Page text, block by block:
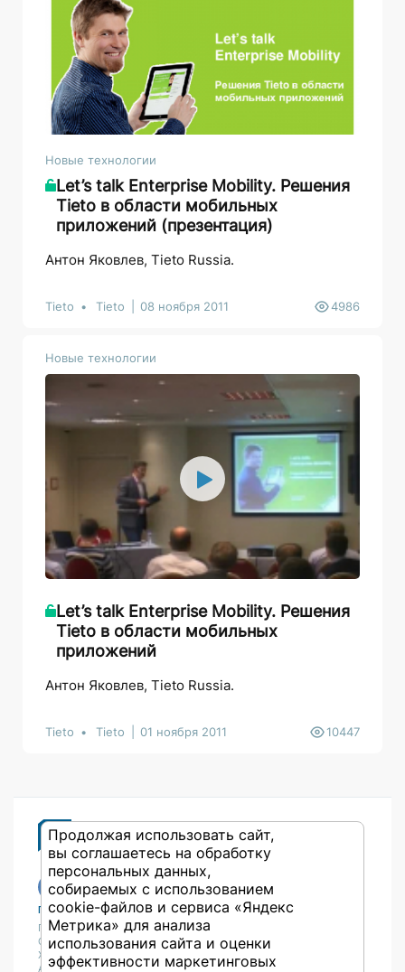
Новые технологии
Let’s talk Enterprise Mobility. Решения
Tieto в области мобильных
приложений (презентация)
Антон Яковлев, Tieto Russia.
Tieto Tieto 08 ноября 2011 4986
Новые технологии
Let’s talk Enterprise Mobility. Решения
Tieto в области мобильных
приложений
Антон Яковлев, Tieto Russia.
Tieto Tieto 01 ноября 2011 10447
Публикации
Публикации
Обсуждения
Журнал
Антологии
Учебный центр
Учебный центр
Выбрать обучение
Форматы и опции
Продолжая использовать сайт,
вы соглашаетесь на обработку
персональных данных,
собираемых с использованием
cookie-файлов и сервиса «Яндекс
Метрика» для анализа
использования сайта и оценки
эффективности маркетинговых